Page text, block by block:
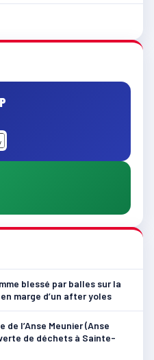
blessé par balles sur la
marge d’un after yoles
l’Anse Meunier (Anse
de déchets à Sainte-